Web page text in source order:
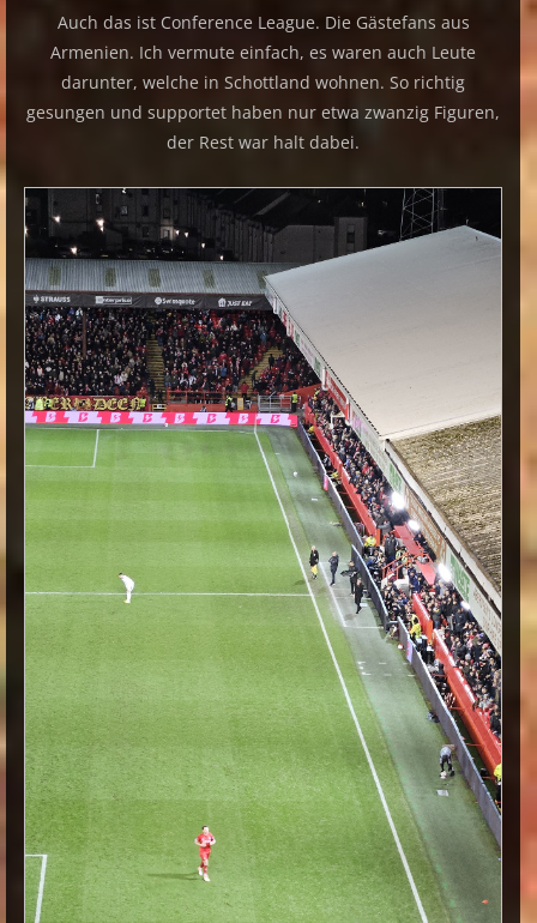
Auch das ist Conference League. Die Gästefans aus
Armenien. Ich vermute einfach, es waren auch Leute
darunter, welche in Schottland wohnen. So richtig
gesungen und supportet haben nur etwa zwanzig Figuren,
der Rest war halt dabei.